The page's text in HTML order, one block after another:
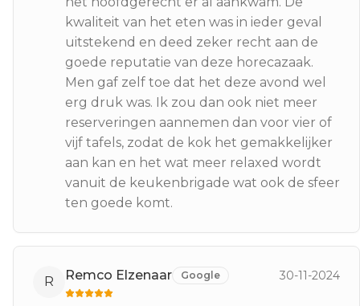
kwaliteit van het eten was in ieder geval
uitstekend en deed zeker recht aan de
goede reputatie van deze horecazaak.
Men gaf zelf toe dat het deze avond wel
erg druk was. Ik zou dan ook niet meer
reserveringen aannemen dan voor vier of
vijf tafels, zodat de kok het gemakkelijker
aan kan en het wat meer relaxed wordt
vanuit de keukenbrigade wat ook de sfeer
ten goede komt.
R Remco Elzenaar Google 30-11-2024